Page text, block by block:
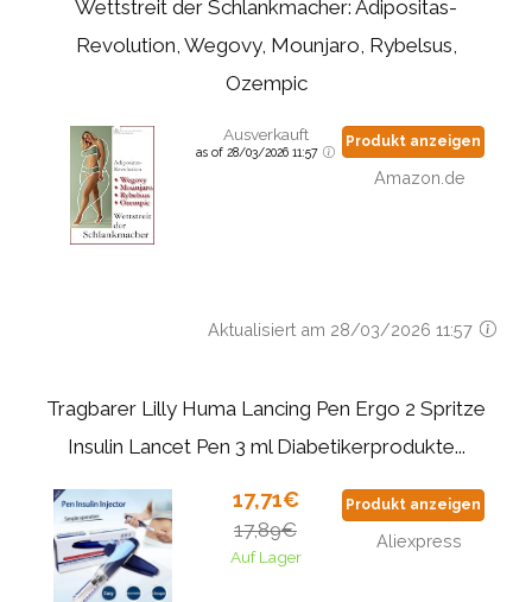
Wettstreit der Schlankmacher: Adipositas-
Revolution, Wegovy, Mounjaro, Rybelsus,
Ozempic
Ausverkauft
as of 28/03/2026 11:57
Produkt anzeigen
Amazon.de
Aktualisiert am 28/03/2026 11:57
Tragbarer Lilly Huma Lancing Pen Ergo 2 Spritze
Insulin Lancet Pen 3 ml Diabetikerprodukte...
17,71€
17,89€
Auf Lager
Produkt anzeigen
Aliexpress